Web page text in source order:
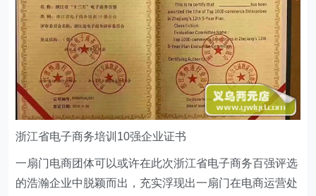
浙江省电子商务培训10强企业证书
一扇门电商团体可以或许在此次浙江省电子商务百强评选
的浩瀚企业中脱颖而出，充实浮现出一扇门在电商运营处